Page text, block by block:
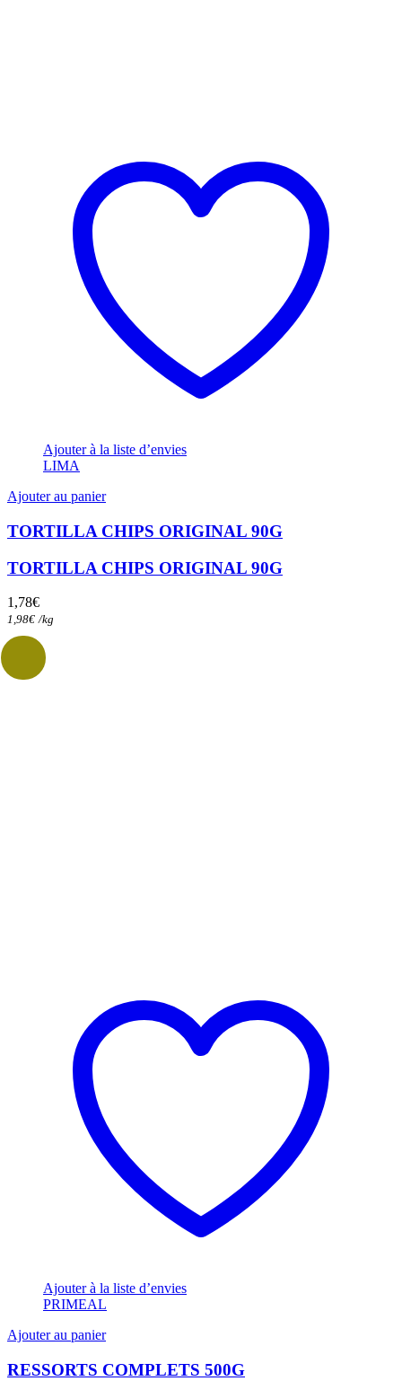
Ajouter à la liste d’envies
LIMA
Ajouter au panier
TORTILLA CHIPS ORIGINAL 90G
TORTILLA CHIPS ORIGINAL 90G
1,78€
1,98€ /kg
Ajouter à la liste d’envies
PRIMEAL
Ajouter au panier
RESSORTS COMPLETS 500G